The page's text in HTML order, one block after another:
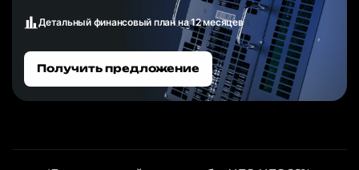
Детальный финансовый план на 12 месяцев
Получить предложение